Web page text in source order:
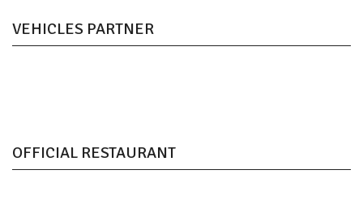
VEHICLES PARTNER
OFFICIAL RESTAURANT